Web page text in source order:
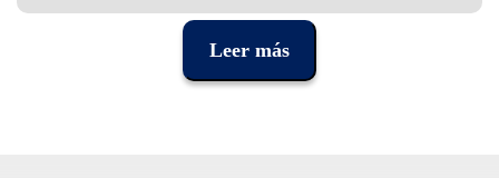
caigan
Diámetro de las varillas: 3/8" (0.95 cm)
Incluye: 6 varillas de 3/8" (0.95 cm) de diámetro, 3 ganchos
triangulares, bolsa de transporte de nylon
Leer más